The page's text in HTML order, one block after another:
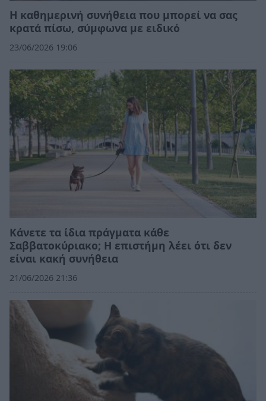
Η καθημερινή συνήθεια που μπορεί να σας
κρατά πίσω, σύμφωνα με ειδικό
23/06/2026 19:06
Κάνετε τα ίδια πράγματα κάθε
Σαββατοκύριακο; Η επιστήμη λέει ότι δεν
είναι κακή συνήθεια
21/06/2026 21:36